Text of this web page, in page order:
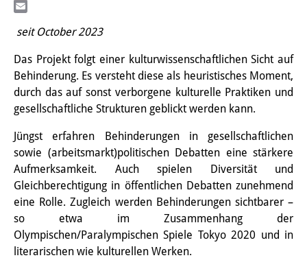
StipendiatInnen
PraktikantInnen
DIJ Alumni
Forschungsüberblick
Forschungsfeld:
Nachhaltigkeit in Japan
Forschungsfeld:
Digitale Transformation
LinkedIn
seit October 2023
Das Projekt folgt einer kulturwissenschaftlichen Sicht auf
Behinderung. Es versteht diese als heuristisches Moment,
durch das auf sonst verborgene kulturelle Praktiken und
gesellschaftliche Strukturen geblickt werden kann.
Jüngst erfahren Behinderungen in gesellschaftlichen
sowie (arbeitsmarkt)politischen Debatten eine stärkere
Aufmerksamkeit. Auch spielen Diversität und
Gleichberechtigung in öffentlichen Debatten zunehmend
eine Rolle. Zugleich werden Behinderungen sichtbarer –
so etwa im Zusammenhang der
Olympischen/Paralympischen Spiele Tokyo 2020 und in
literarischen wie kulturellen Werken.